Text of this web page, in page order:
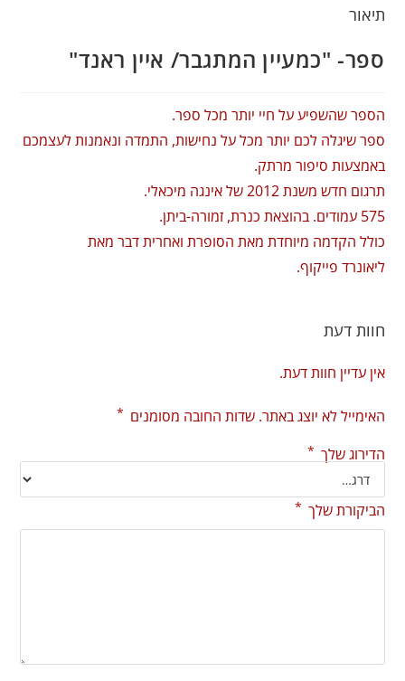
תיאור
ספר- "כמעיין המתגבר/ איין ראנד"
הספר שהשפיע על חיי יותר מכל ספר.
ספר שיגלה לכם יותר מכל על נחישות, התמדה ונאמנות לעצמכם
באמצעות סיפור מרתק.
תרגום חדש משנת 2012 של אינגה מיכאלי.
575 עמודים. בהוצאת כנרת, זמורה-ביתן.
כולל הקדמה מיוחדת מאת הסופרת ואחרית דבר מאת
ליאונרד פייקוף.
חוות דעת
אין עדיין חוות דעת.
האימייל לא יוצג באתר. שדות החובה מסומנים *
הדירוג שלך *
הביקורת שלך *